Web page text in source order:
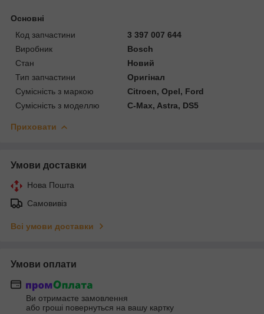
Основні
Код запчастини
3 397 007 644
Виробник
Bosch
Стан
Новий
Тип запчастини
Оригінал
Сумісність з маркою
Citroen, Opel, Ford
Сумісність з моделлю
C-Max, Astra, DS5
Приховати
Умови доставки
Нова Пошта
Самовивіз
Всі умови доставки
Умови оплати
Ви отримаєте замовлення
або гроші повернуться на вашу картку